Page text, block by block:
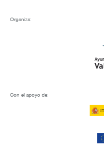
Organiza:
Con el apoyo de: